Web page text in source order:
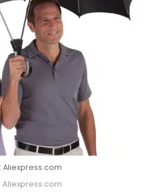
Aliexpress.com
Aliexpress.com